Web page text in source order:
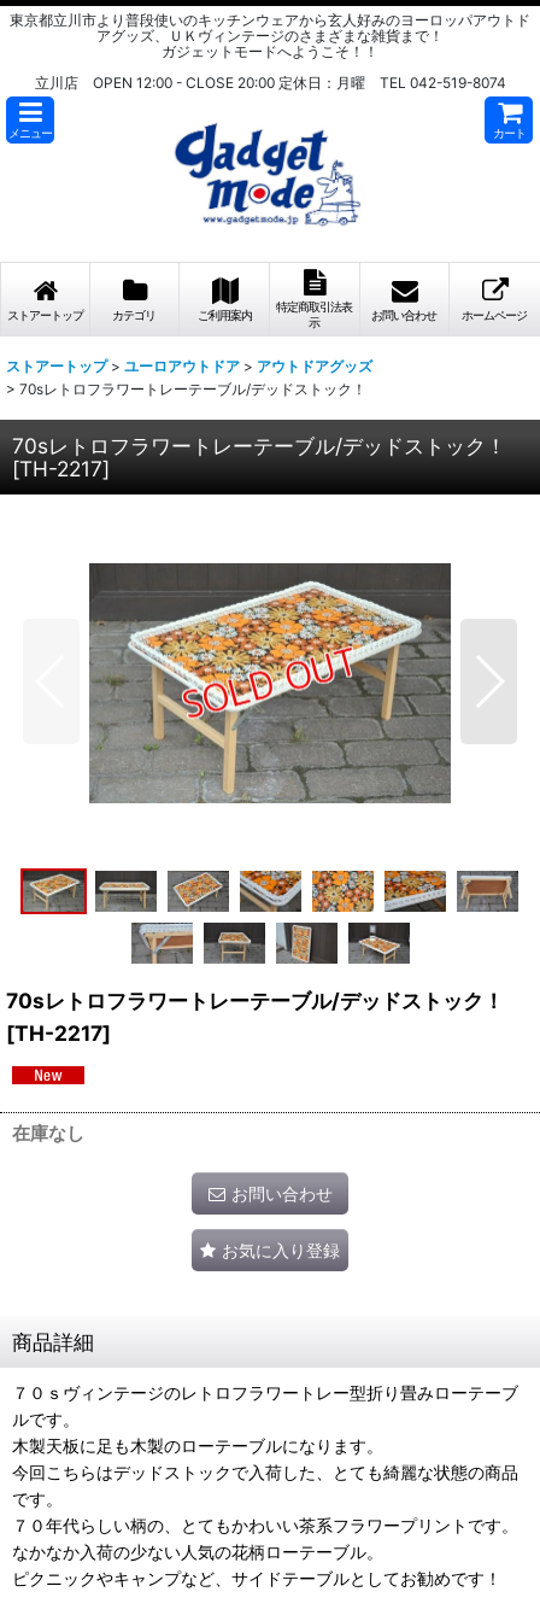
東京都立川市より普段使いのキッチンウェアから玄人好みのヨーロッパアウトド
アグッズ、ＵＫヴィンテージのさまざまな雑貨まで！
ガジェットモードへようこそ！！
立川店 OPEN 12:00 - CLOSE 20:00 定休日：月曜 TEL 042-519-8074
メニュー カート
ストアートップ カテゴリ ご利用案内
特定商取引法表
示
お問い合わせ ホームページ
ストアートップ > ユーロアウトドア > アウトドアグッズ
> 70sレトロフラワートレーテーブル/デッドストック！
70sレトロフラワートレーテーブル/デッドストック！
[TH-2217]
70sレトロフラワートレーテーブル/デッドストック！
[TH-2217]
在庫なし
お問い合わせ
お気に入り登録
商品詳細
７０ｓヴィンテージのレトロフラワートレー型折り畳みローテーブ
ルです。
木製天板に足も木製のローテーブルになります。
今回こちらはデッドストックで入荷した、とても綺麗な状態の商品
です。
７０年代らしい柄の、とてもかわいい茶系フラワープリントです。
なかなか入荷の少ない人気の花柄ローテーブル。
ピクニックやキャンプなど、サイドテーブルとしてお勧めです！